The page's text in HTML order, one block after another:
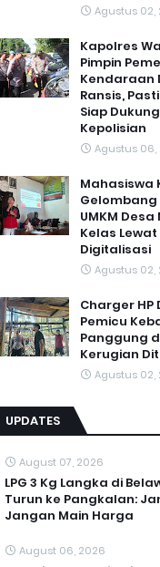
Agustus 02,
Kapolres
Pimpin
Kendaraan
Ransis,
Siap
Kepolisian
Agustus 06,
Mahasiswa
Gelombang
UMKM
Kelas
Digitalisasi
Agustus 02,
Charger
Pemicu
Panggung
Kerugian
Agustus 02,
UPDATES
August 07, 2026
LPG 3 Kg Langka di
Turun ke Pangkalan:
Jangan Main Harga
August 06, 2026